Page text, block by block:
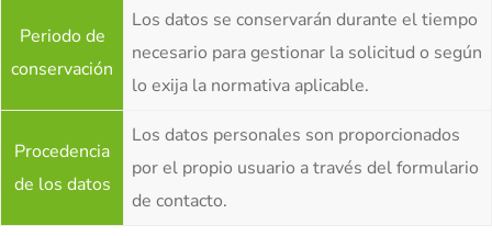
Periodo de
conservación
Los datos se conservarán durante el tiempo
necesario para gestionar la solicitud o según
lo exija la normativa aplicable.
Procedencia
de los datos
Los datos personales son proporcionados
por el propio usuario a través del formulario
de contacto.